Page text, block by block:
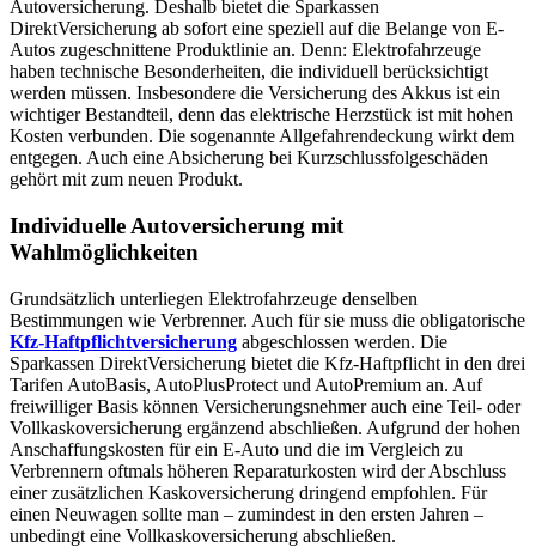
Autoversicherung. Deshalb bietet die Sparkassen
DirektVersicherung ab sofort eine speziell auf die Belange von E-
Autos zugeschnittene Produktlinie an. Denn: Elektrofahrzeuge
haben technische Besonderheiten, die individuell berücksichtigt
werden müssen. Insbesondere die Versicherung des Akkus ist ein
wichtiger Bestandteil, denn das elektrische Herzstück ist mit hohen
Kosten verbunden. Die sogenannte Allgefahrendeckung wirkt dem
entgegen. Auch eine Absicherung bei Kurzschlussfolgeschäden
gehört mit zum neuen Produkt.
Individuelle Autoversicherung mit
Wahlmöglichkeiten
Grundsätzlich unterliegen Elektrofahrzeuge denselben
Bestimmungen wie Verbrenner. Auch für sie muss die obligatorische
Kfz-Haftpflichtversicherung abgeschlossen werden. Die
Sparkassen DirektVersicherung bietet die Kfz-Haftpflicht in den drei
Tarifen AutoBasis, AutoPlusProtect und AutoPremium an. Auf
freiwilliger Basis können Versicherungsnehmer auch eine Teil- oder
Vollkaskoversicherung ergänzend abschließen. Aufgrund der hohen
Anschaffungskosten für ein E-Auto und die im Vergleich zu
Verbrennern oftmals höheren Reparaturkosten wird der Abschluss
einer zusätzlichen Kaskoversicherung dringend empfohlen. Für
einen Neuwagen sollte man – zumindest in den ersten Jahren –
unbedingt eine Vollkaskoversicherung abschließen.